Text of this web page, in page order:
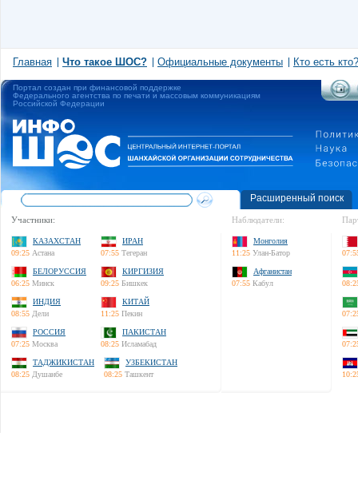
Главная Что такое ШОС? Официальные документы Кто есть кто?
Портал создан при финансовой поддержке
Федерального агентства по печати и массовым коммуникациям
Российской Федерации
Расширенный поиск
Участники:
КАЗАХСТАН
09:25 Астана
ИРАН
07:55 Тегеран
БЕЛОРУССИЯ
06:25 Минск
КИРГИЗИЯ
09:25 Бишкек
ИНДИЯ
08:55 Дели
КИТАЙ
11:25 Пекин
РОССИЯ
07:25 Москва
ПАКИСТАН
08:25 Исламабад
ТАДЖИКИСТАН
08:25 Душанбе
УЗБЕКИСТАН
08:25 Ташкент
Наблюдатели:
Монголия
11:25 Улан-Батор
Афганистан
07:55 Кабул